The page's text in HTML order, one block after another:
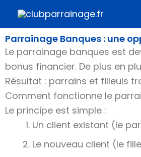
Aller
contenu
Parrainage Banques : une
Le parrainage banques est
bonus financier. De plus en
Résultat : parrains et filleuls
Comment fonctionne le
Le principe est simple :
Un client existant (le
Le nouveau client (le